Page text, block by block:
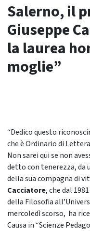
Salerno, il
Giuseppe
la laurea
moglie”
“Dedico questo
che è Ordinario di
Non sarei qui se non
detto con tenerezza, da
della sua compagna di
Cacciatore, che dal
della Filosofia
mercoledì scorso, ha
Causa in “Scienze